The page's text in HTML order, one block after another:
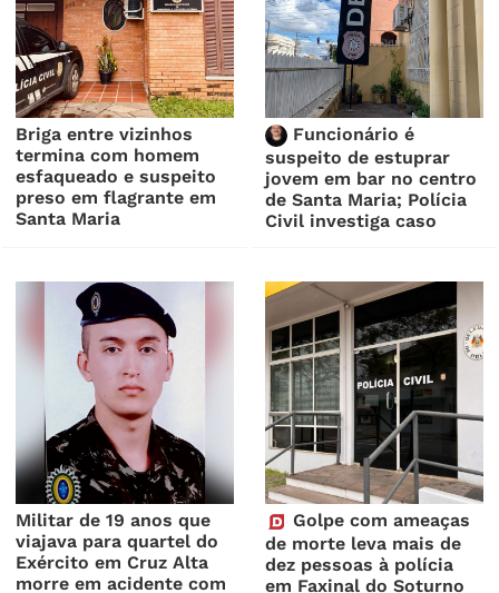
Briga entre vizinhos
termina com homem
esfaqueado e suspeito
preso em flagrante em
Santa Maria
Funcionário é
suspeito de estuprar
jovem em bar no centro
de Santa Maria; Polícia
Civil investiga caso
Militar de 19 anos que
viajava para quartel do
Exército em Cruz Alta
morre em acidente com
Golpe com ameaças
de morte leva mais de
dez pessoas à polícia
em Faxinal do Soturno